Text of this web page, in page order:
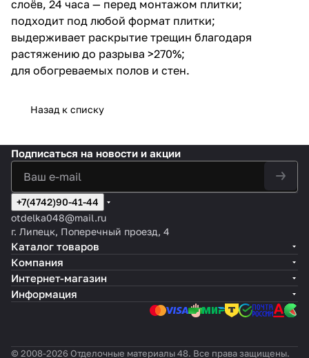
Способ нанесения: валик или
кисть.
Минимальная температура во
время работы: +5 °С.
слоёв, 24 часа — перед монтажом плитки;
подходит под любой формат плитки;
выдерживает раскрытие трещин благодаря
растяжению до разрыва >270%;
для обогреваемых полов и стен.
Назад к списку
Подписаться на новости и акции
+7(4742)90-41-44
otdelka048@mail.ru
г. Липецк, Поперечный проезд, 4
Каталог товаров
Компания
Интернет-магазин
Информация
© 2008-2026 Отделочные материалы 48. Все права защищены.